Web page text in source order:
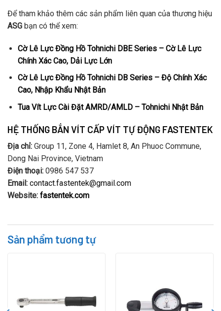
Để tham khảo thêm các sản phẩm liên quan của thương hiệu
ASG bạn có thể xem:
Cờ Lê Lực Đồng Hồ Tohnichi DBE Series – Cờ Lê Lực
Chính Xác Cao, Dải Lực Lớn
Cờ Lê Lực Đồng Hồ Tohnichi DB Series – Độ Chính Xác
Cao, Nhập Khẩu Nhật Bản
Tua Vít Lực Cài Đặt AMRD/AMLD – Tohnichi Nhật Bản
HỆ THỐNG BẮN VÍT CẤP VÍT TỰ ĐỘNG FASTENTEK
Địa chỉ: Group 11, Zone 4, Hamlet 8, An Phuoc Commune,
Dong Nai Province, Vietnam
Điện thoại: 0986 547 537
Email: contact.fastentek@gmail.com
Website: fastentek.com
Sản phẩm tương tự